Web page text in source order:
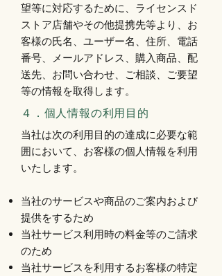
望等に対応するために、ライセンスド
ストア店舗やその他提携先等より、お
客様の氏名、ユーザー名、住所、電話
番号、メールアドレス、購入商品、配
送先、お問い合わせ、ご相談、ご要望
等の情報を取得します。
４．個人情報の利用目的
当社は次の利用目的の達成に必要な範
囲において、お客様の個人情報を利用
いたします。
当社のサービスや商品のご案内および
提供をするため
当社サービス利用時の料金等のご請求
のため
当社サービスを利用するお客様の特定